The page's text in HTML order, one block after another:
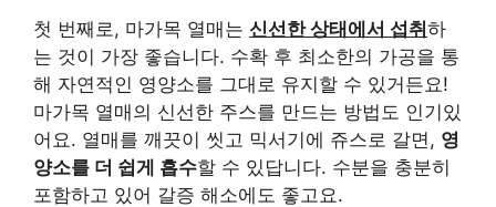
첫 번째로, 마가목 열매는 신선한 상태에서 섭취하
는 것이 가장 좋습니다. 수확 후 최소한의 가공을 통
해 자연적인 영양소를 그대로 유지할 수 있거든요!
마가목 열매의 신선한 주스를 만드는 방법도 인기있
어요. 열매를 깨끗이 씻고 믹서기에 쥬스로 갈면, 영
양소를 더 쉽게 흡수할 수 있답니다. 수분을 충분히
포함하고 있어 갈증 해소에도 좋고요.